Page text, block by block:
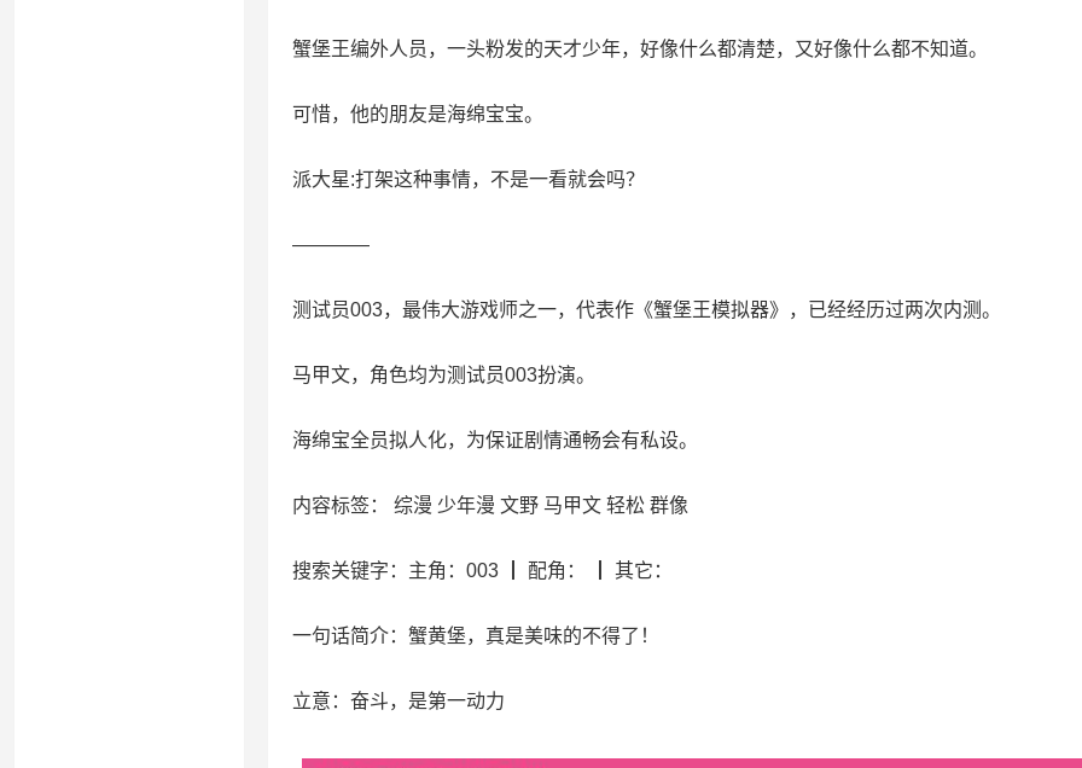
蟹堡王编外人员，一头粉发的天才少年，好像什么都清楚，又好像什么都不知道。
可惜，他的朋友是海绵宝宝。
派大星:打架这种事情，不是一看就会吗？
————
测试员003，最伟大游戏师之一，代表作《蟹堡王模拟器》，已经经历过两次内测。
马甲文，角色均为测试员003扮演。
海绵宝全员拟人化，为保证剧情通畅会有私设。
内容标签： 综漫 少年漫 文野 马甲文 轻松 群像
搜索关键字：主角：003 ┃ 配角： ┃ 其它：
一句话简介：蟹黄堡，真是美味的不得了！
立意：奋斗，是第一动力